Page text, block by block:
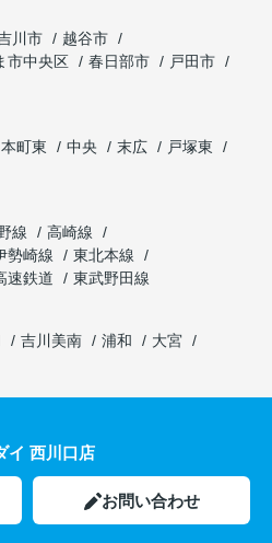
川市
越谷市
市中央区 春日部市
戸田市
本町東 中央 末広
戸塚東
線
高崎線
勢崎線
東北本線
速鉄道
東武野田線
吉川美南 浦和
大宮
イ 西川口店
お問い合わせ